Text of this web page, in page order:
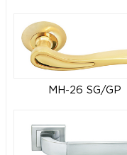
MH-26 SG/GP